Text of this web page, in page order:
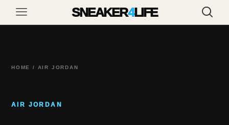
SNEAKER4LIFE
HOME / AIR JORDAN
AIR JORDAN